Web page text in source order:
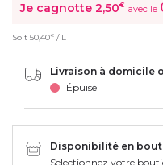
Je cagnotte 2,50€ avec le
Soit 50,40€ / L
Livraison à domicile
Épuisé
Disponibilité en
Selectionnez votre